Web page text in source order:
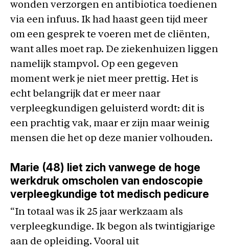
wonden verzorgen en antibiotica toedienen
via een infuus. Ik had haast geen tijd meer
om een gesprek te voeren met de cliënten,
want alles moet rap. De ziekenhuizen liggen
namelijk stampvol. Op een gegeven
moment werk je niet meer prettig. Het is
echt belangrijk dat er meer naar
verpleegkundigen geluisterd wordt: dit is
een prachtig vak, maar er zijn maar weinig
mensen die het op deze manier volhouden.
Marie (48) liet zich vanwege de hoge
werkdruk omscholen van endoscopie
verpleegkundige tot medisch pedicure
“In totaal was ik 25 jaar werkzaam als
verpleegkundige. Ik begon als twintigjarige
aan de opleiding. Vooral uit